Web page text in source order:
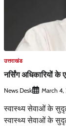
उत्तराखंड
नर्सिंग अधिकारियों के
News Desk March
स्वास्थ्य सेवाओं के
स्वास्थ्य सेवाओं के